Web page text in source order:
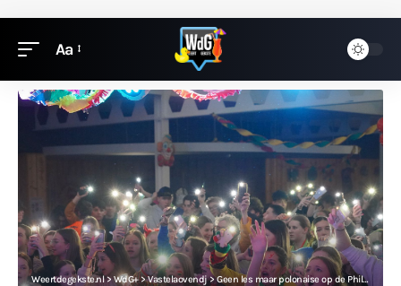
Aa
Weertdegekste.nl> WdG+>Vastelaovendj>Geen les maar polonaise op de Philips van Horne